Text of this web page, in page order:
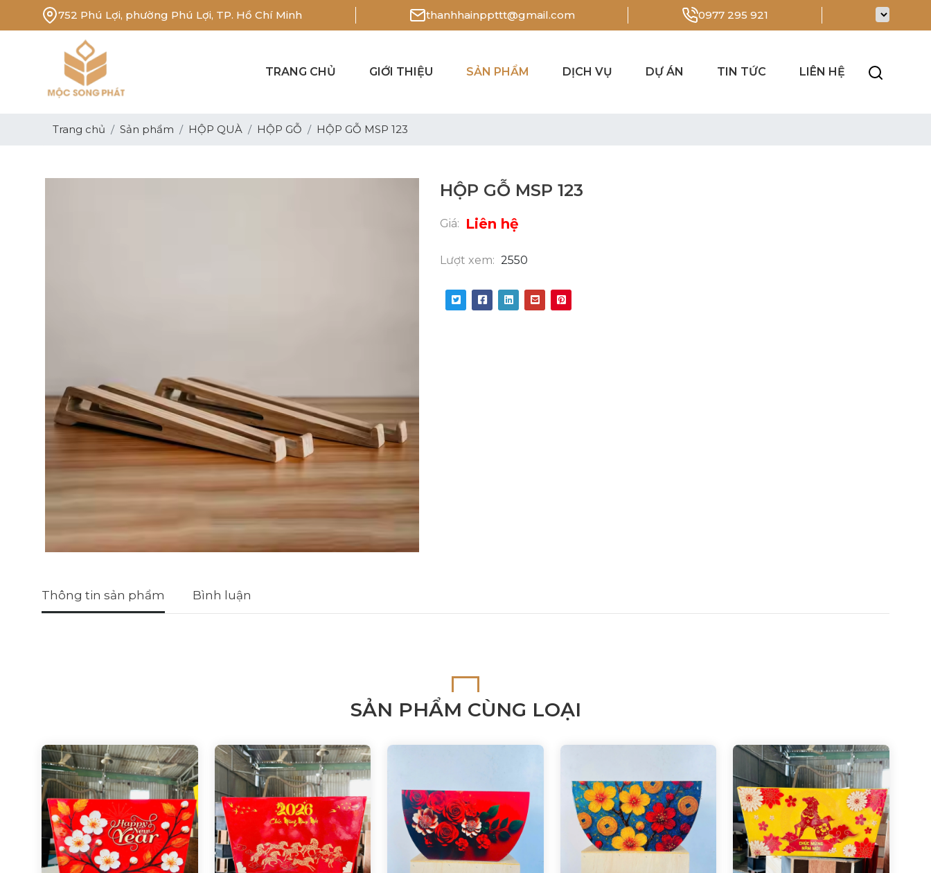
752 Phú Lợi, phường Phú Lợi, TP. Hồ Chí Minh thanhhainppttt@gmail.com 0977 295 921
TRANG CHỦ GIỚI THIỆU SẢN PHẨM DỊCH VỤ DỰ ÁN TIN TỨC LIÊN HỆ
Trang chủ Sản phẩm HỘP QUÀ HỘP GỖ HỘP GỖ MSP 123
HỘP GỖ MSP 123
Giá: Liên hệ
Lượt xem: 2550
Thông tin sản phẩm Bình luận
SẢN PHẨM CÙNG LOẠI